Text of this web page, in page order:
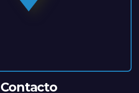
Contacto